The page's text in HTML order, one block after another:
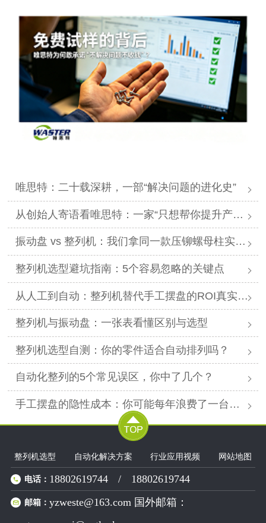
唯思特：二十载深耕，一部“解决问题的进化史”
从创始人寄语看唯思特：一家“只想帮你提升产能效率”的良心厂家
振动盘 vs 整列机：我们拿同一款压铆螺母柱实测了8小时
整列机选型避坑指南：5个容易忽略的关键点
从人工到自动：整列机替代手工摆盘的ROI真实案例测算
整列机与振动盘：一张表看懂区别与选型
整列机选型自测：你的零件适合自动排列吗？
自动化整列的5个常见误区，你中了几个？
手工摆盘的隐性成本：你可能每年浪费了一台整列机
整列机选型 自动化解决方案 行业应用视频 网站地图
电话： 18802619744 / 18802619744
邮箱：yzweste@163.com 国外邮箱：